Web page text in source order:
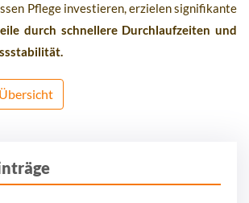
Pflege investieren, erzielen signifikante
durch schnellere Durchlaufzeiten und